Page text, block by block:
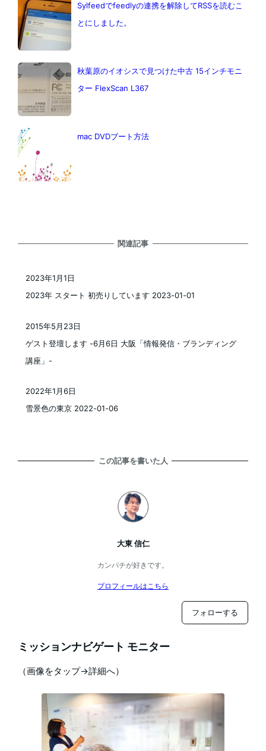
Sylfeedでfeedlyの連携を解除してRSSを読むこ
とにしました。
秋葉原のイオシスで見つけた中古 15インチモニ
ター FlexScan L367
mac DVDブート方法
関連記事
2023年 スタート 初売りしています 2023-01-01
2023年1月1日
ゲスト登壇します -6月6日 大阪「情報発信・ブランディング
講座」-
2015年5月23日
雪景色の東京 2022-01-06
2022年1月6日
この記事を書いた人
大東 信仁
カンパチが好きです。
プロフィールはこちら
フォローする
ミッションナビゲート モニター
（画像をタップ→詳細へ）